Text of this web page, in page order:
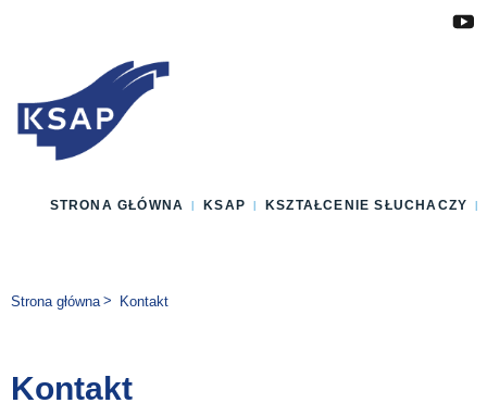
STRONA GŁÓWNA KSAP KSZTAŁCENIE SŁUCHACZY
Jesteś tutaj:
Strona główna Kontakt
Kontakt